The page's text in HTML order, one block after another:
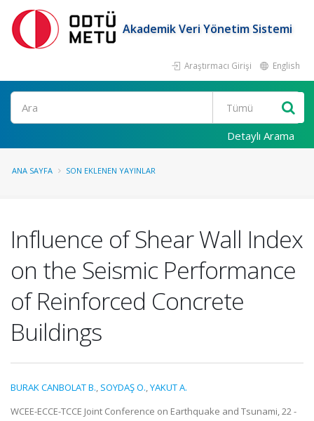
Akademik Veri Yönetim Sistemi
Araştırmacı Girişi English
Ara
Detaylı Arama
ANA SAYFA SON EKLENEN YAYINLAR
Influence of Shear Wall Index
on the Seismic Performance
of Reinforced Concrete
Buildings
BURAK CANBOLAT B., SOYDAŞ O.,YAKUT A.
WCEE-ECCE-TCCE Joint Conference on Earthquake and Tsunami, 22 -